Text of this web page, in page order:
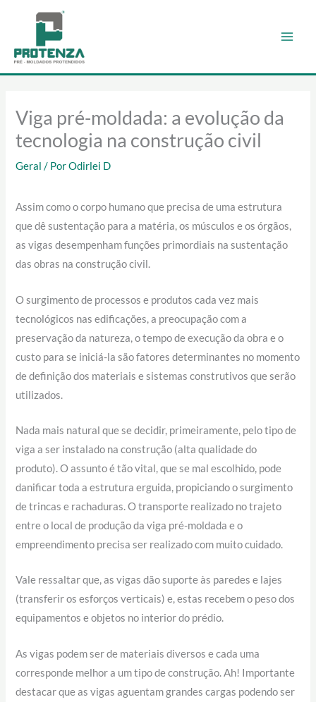
conteúdo
Viga pré-moldada: a evolução da
tecnologia na construção civil
Geral / PorOdirlei D
Assim como o corpo humano que precisa de uma estrutura
que dê sustentação para a matéria, os músculos e os órgãos,
as vigas desempenham funções primordiais na sustentação
das obras na construção civil.
O surgimento de processos e produtos cada vez mais
tecnológicos nas edificações, a preocupação com a
preservação da natureza, o tempo de execução da obra e o
custo para se iniciá-la são fatores determinantes no momento
de definição dos materiais e sistemas construtivos que serão
utilizados.
Nada mais natural que se decidir, primeiramente, pelo tipo de
viga a ser instalado na construção (alta qualidade do
produto). O assunto é tão vital, que se mal escolhido, pode
danificar toda a estrutura erguida, propiciando o surgimento
de trincas e rachaduras. O transporte realizado no trajeto
entre o local de produção da viga pré-moldada e o
empreendimento precisa ser realizado com muito cuidado.
Vale ressaltar que, as vigas dão suporte às paredes e lajes
(transferir os esforços verticais) e, estas recebem o peso dos
equipamentos e objetos no interior do prédio.
As vigas podem ser de materiais diversos e cada uma
corresponde melhor a um tipo de construção. Ah! Importante
destacar que as vigas aguentam grandes cargas podendo ser